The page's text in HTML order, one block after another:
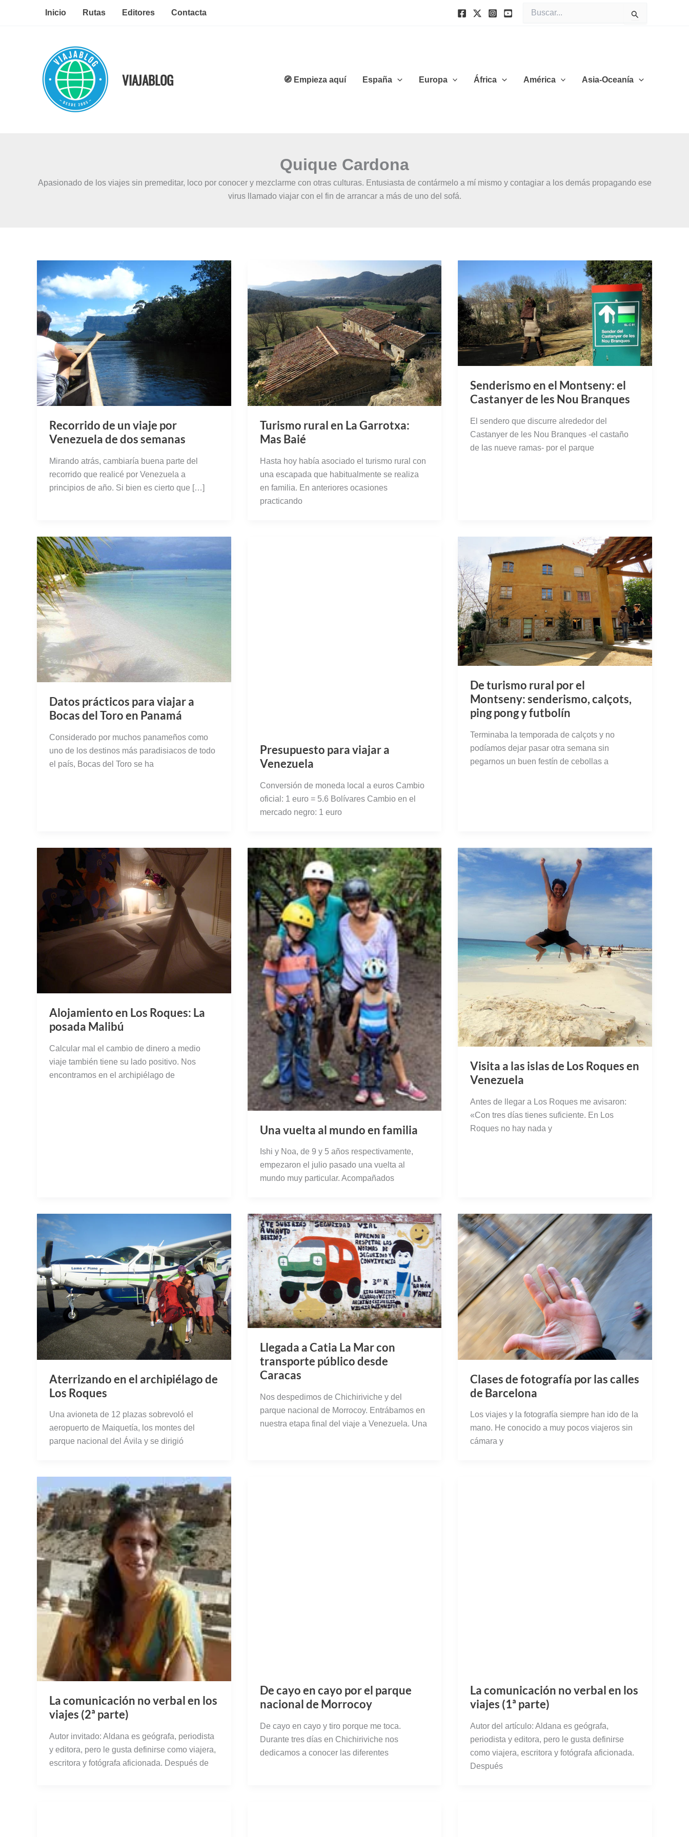
Inicio Rutas Editores Contacta
por:
VIAJABLOG 🧭 Empieza aquí España Europa África América Asia-Oceanía
Quique Cardona
Apasionado de los viajes sin premeditar, loco por conocer y mezclarme con otras culturas. Entusiasta de contármelo a mí mismo y contagiar a los demás propagando ese
virus llamado viajar con el fin de arrancar a más de uno del sofá.
Recorrido de un viaje por
Venezuela de dos semanas
Mirando atrás, cambiaría buena parte del
recorrido que realicé por Venezuela a
principios de año. Si bien es cierto que […]
Turismo rural en La Garrotxa:
Mas Baié
Hasta hoy había asociado el turismo rural con
una escapada que habitualmente se realiza
en familia. En anteriores ocasiones
practicando
Senderismo en el Montseny: el
Castanyer de les Nou Branques
El sendero que discurre alrededor del
Castanyer de les Nou Branques -el castaño
de las nueve ramas- por el parque
Datos prácticos para viajar a
Bocas del Toro en Panamá
Considerado por muchos panameños como
uno de los destinos más paradisiacos de todo
el país, Bocas del Toro se ha
oficial: 1 euro = 5.6 Bolívares Cambio en el
mercado negro: 1 euro
De turismo rural por el
Montseny: senderismo, calçots,
ping pong y futbolín
Terminaba la temporada de calçots y no
podíamos dejar pasar otra semana sin
pegarnos un buen festín de cebollas a
Alojamiento en Los Roques: La
posada Malibú
viaje también tiene su lado positivo. Nos
encontramos en el archipiélago de
Una vuelta al mundo en familia
Ishi y Noa, de 9 y 5 años respectivamente,
mundo muy particular. Acompañados
Visita a las islas de Los Roques en
Venezuela
«Con tres días tienes suficiente. En Los
Roques no hay nada y
Aterrizando en el archipiélago de
Los Roques
aeropuerto de Maiquetía, los montes del
parque nacional del Ávila y se dirigió
Llegada a Catia La Mar con
transporte público desde
Caracas
Nos despedimos de Chichiriviche y del
parque nacional de Morrocoy. Entrábamos en
nuestra etapa final del viaje a Venezuela. Una
Clases de fotografía por las calles
de Barcelona
mano. He conocido a muy pocos viajeros sin
cámara y
La comunicación no verbal en los
viajes (2ª parte)
y editora, pero le gusta definirse como viajera,
escritora y fotógrafa aficionada. Después de
Durante tres días en Chichiriviche nos
dedicamos a conocer las diferentes
periodista y editora, pero le gusta definirse
como viajera, escritora y fotógrafa aficionada.